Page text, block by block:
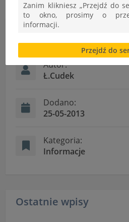
Autor:
Ł.Cudek
Dodano:
25-05-2013
Kategoria:
Informacje
Ostatnie wpisy
Zanim klikniesz „Przejdź do
to okno, prosimy o
informacji.
Brak zgody bądź
cookies lub local
uniemożliwić korzystanie z
Informacje dotyczące
"Nasza szkoła" >
Przejdź do